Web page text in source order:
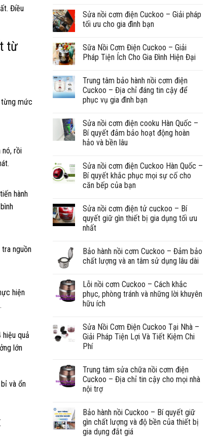
Điều
từ
từng mức
nó, rồi
hành
nguồn
hiện
quả
lớn
và ổn
Sửa nồi cơm điện Cuckoo – Giải pháp
tối ưu cho gia đình bạn
Sữa Nồi Cơm Điện Cuckoo – Giải
Pháp Tiện Ích Cho Gia Đình Hiện Đại
Trung tâm bảo hành nồi cơm điện
Cuckoo – Địa chỉ đáng tin cậy để
phục vụ gia đình bạn
Sửa nồi cơm điện cooku Hàn Quốc –
Bí quyết đảm bảo hoạt động hoàn
hảo và bền lâu
Sửa nồi cơm điện Cuckoo Hàn Quốc –
Bí quyết khắc phục mọi sự cố cho
căn bếp của bạn
Sửa nồi cơm điện tử cuckoo – Bí
quyết giữ gìn thiết bị gia dụng tối ưu
nhất
Bảo hành nồi cơm Cuckoo – Đảm bảo
chất lượng và an tâm sử dụng lâu dài
Lỗi nồi cơm Cuckoo – Cách khắc
phục, phòng tránh và những lời khuyên
hữu ích
Sửa Nồi Cơm Điện Cuckoo Tại Nhà –
Giải Pháp Tiện Lợi Và Tiết Kiệm Chi
Phí
Trung tâm sửa chữa nồi cơm điện
Cuckoo – Địa chỉ tin cậy cho mọi nhà
nội trợ
Bảo hành nồi Cuckoo – Bí quyết giữ
gìn chất lượng và độ bền của thiết bị
gia dụng đắt giá